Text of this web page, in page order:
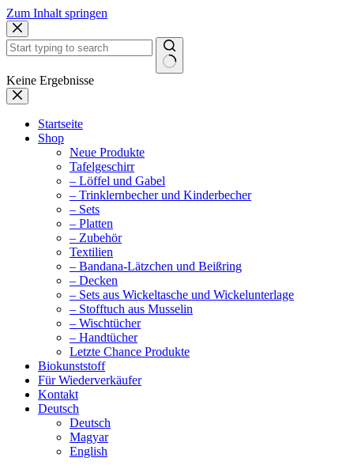
Zum Inhalt springen
Keine Ergebnisse
Startseite
Shop
Neue Produkte
Tafelgeschirr
– Löffel und Gabel
– Trinklernbecher und Kinderbecher
– Sets
– Platten
– Zubehör
Textilien
– Bandana-Lätzchen und Beißring
– Decken
– Sets aus Wickeltasche und Wickelunterlage
– Stofftuch aus Musselin
– Wischtücher
– Handtücher
Letzte Chance Produkte
Biokunststoff
Für Wiederverkäufer
Kontakt
Deutsch
Deutsch
Magyar
English